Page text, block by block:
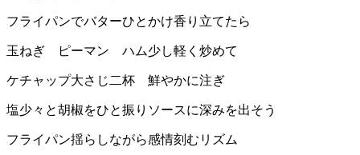
フライパンでバターひとかけ香り立てたら
玉ねぎ ピーマン ハム少し軽く炒めて
ケチャップ大さじ二杯 鮮やかに注ぎ
塩少々と胡椒をひと振りソースに深みを出そう
フライパン揺らしながら感情刻むリズム